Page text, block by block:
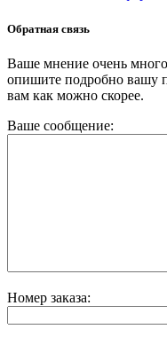
Обратная связь
Ваше мнение очень
опишите подробно вашу
вам как можно скорее.
Ваше сообщение:
Номер заказа: